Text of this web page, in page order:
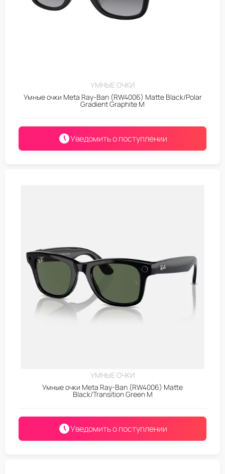
УМНЫЕ ОЧКИ
Умные очки Meta Ray-Ban (RW4006) Matte Black/Polar
Gradient Graphite M
Уведомить о поступлении
УМНЫЕ ОЧКИ
Умные очки Meta Ray-Ban (RW4006) Matte
Black/Transition Green M
Уведомить о поступлении